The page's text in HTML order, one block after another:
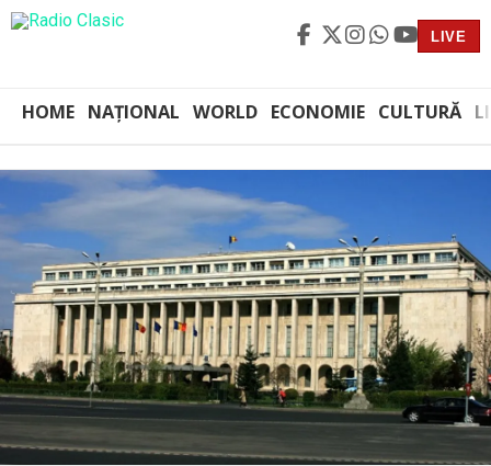
LIVE
HOME NAȚIONAL WORLD ECONOMIE CULTURĂ